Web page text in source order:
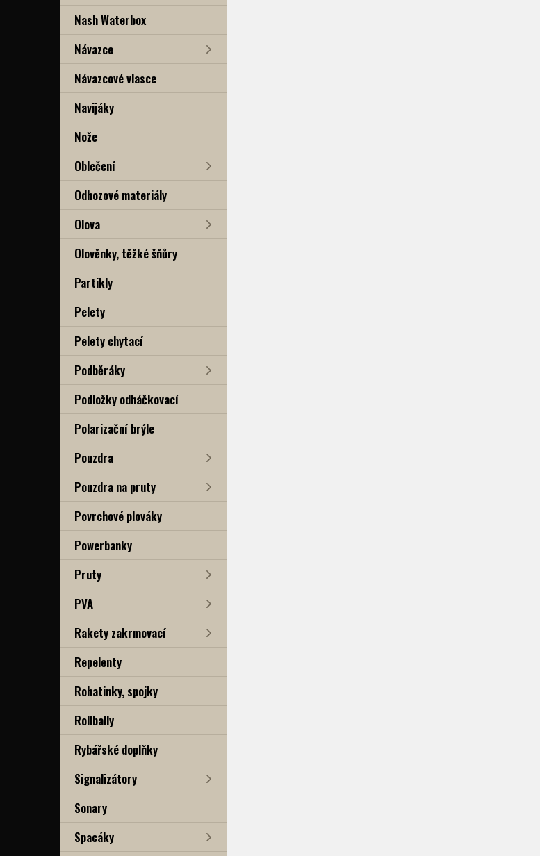
Nash Waterbox
Návazce
Návazcové vlasce
Navijáky
Nože
Oblečení
Odhozové materiály
Olova
Olověnky, těžké šňůry
Partikly
Pelety
Pelety chytací
Podběráky
Podložky odháčkovací
Polarizační brýle
Pouzdra
Pouzdra na pruty
Povrchové plováky
Powerbanky
Pruty
PVA
Rakety zakrmovací
Repelenty
Rohatinky, spojky
Rollbally
Rybářské doplňky
Signalizátory
Sonary
Spacáky